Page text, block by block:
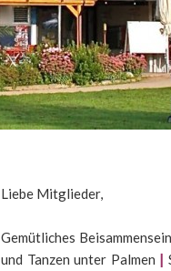
Liebe Mitglieder,
Gemütliches Beisammensein
und Tanzen unter Palmen |